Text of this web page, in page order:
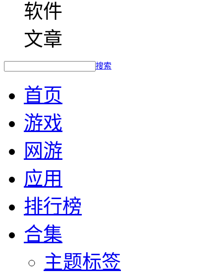
软件
文章
搜索
首页
游戏
网游
应用
排行榜
合集
主题标签